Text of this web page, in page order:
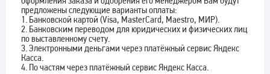
предложены следующие варианты оплаты:
1. Банковской картой (Visa, MasterCard, Maestro, МИР).
2. Банковским переводом для юридических и физических лиц
по выставленному счету.
3. Электронными деньгами через платёжный сервис Яндекс
Касса.
4. По частям через платёжный сервис Яндекс Касса.